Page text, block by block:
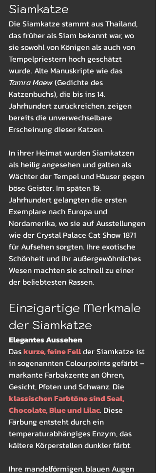
Siamkatze
Die Siamkatze stammt aus Thailand,
das früher als Siam bekannt war, wo
sie sowohl von Königen als auch von
Tempelpriestern hoch geschätzt
wurde. Alte Manuskripte wie das
Tamra Maew (Gedichte des
Katzenbuchs), die bis ins 14.
Jahrhundert zurückreichen, zeigen
bereits die unverwechselbare
Erscheinung dieser Katzen.
In ihrer Heimat wurden Siamkatzen
als heilig angesehen und galten als
Wächter der Tempel und Häuser gegen
böse Geister. Im späten 19.
Jahrhundert gelangten die ersten
Exemplare nach Europa und
Nordamerika, wo sie auf Ausstellungen
wie der Crystal Palace Cat Show 1871
für Aufsehen sorgten. Ihre exotische
Schönheit und ihr außergewöhnliches
Wesen machten sie schnell zu einer
der beliebtesten Rassen.
Einzigartige Merkmale
der Siamkatze
Elegantes Aussehen
Das kurze, feine Fell der Siamkatze ist
in sogenannten Colourpoints gefärbt –
markante Farbakzente an Ohren,
Gesicht, Pfoten und Schwanz. Die
klassischen Farbtöne sind Seal,
Chocolate, Blue und Lilac. Diese
Färbung entsteht durch ein
temperaturabhängiges Enzym, das
kältere Körperstellen dunkler färbt.
Ihre mandelförmigen, blauen Augen